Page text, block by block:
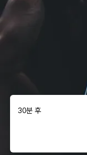
30분 후